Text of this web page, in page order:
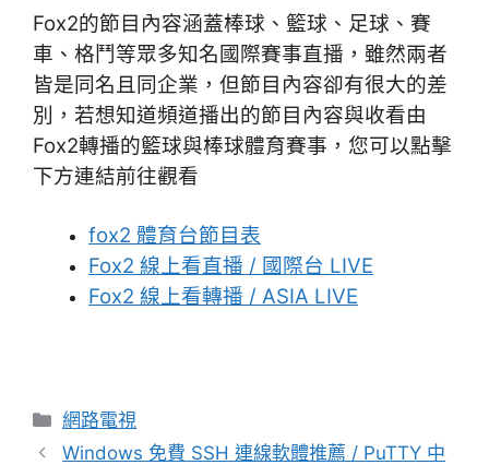
Fox2的節目內容涵蓋棒球、籃球、足球、賽
車、格鬥等眾多知名國際賽事直播，雖然兩者
皆是同名且同企業，但節目內容卻有很大的差
別，若想知道頻道播出的節目內容與收看由
Fox2轉播的籃球與棒球體育賽事，您可以點擊
下方連結前往觀看
fox2 體育台節目表
Fox2 線上看直播 / 國際台 LIVE
Fox2 線上看轉播 / ASIA LIVE
分
類
網路電視
Windows 免費 SSH 連線軟體推薦 / PuTTY 中